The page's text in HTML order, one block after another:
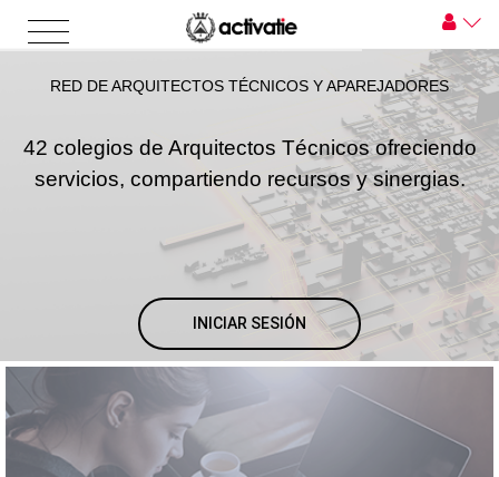
RED DE ARQUITECTOS TÉCNICOS Y APAREJADORES
42 colegios de Arquitectos Técnicos ofreciendo
servicios, compartiendo recursos y sinergias.
INICIAR SESIÓN